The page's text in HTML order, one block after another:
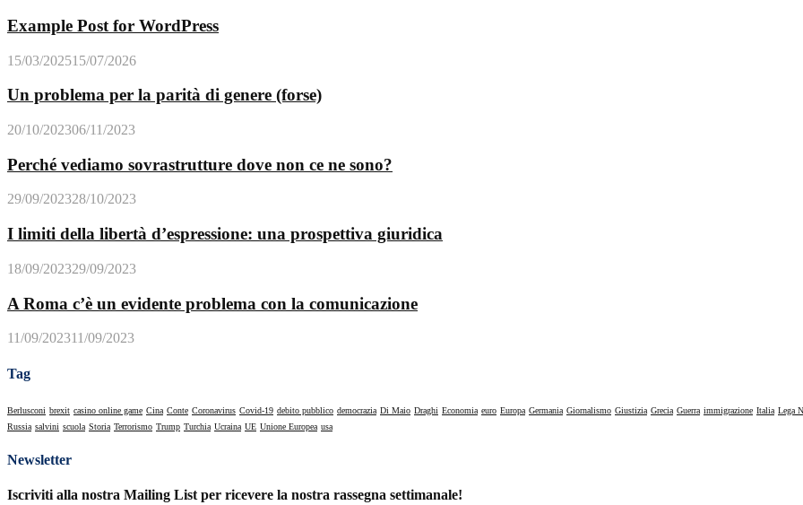
Example Post for WordPress
15/03/202515/07/2026
Un problema per la parità di genere (forse)
20/10/202306/11/2023
Perché vediamo sovrastrutture dove non ce ne sono?
29/09/202328/10/2023
I limiti della libertà d’espressione: una prospettiva giuridica
18/09/202329/09/2023
A Roma c’è un evidente problema con la comunicazione
11/09/202311/09/2023
Tag
Berlusconi brexit casino online game Cina Conte Coronavirus Covid-19 debito pubblico democrazia Di Maio Draghi Economia euro Europa Germania Giornalismo Giustizia Grecia Guerra immigrazione Italia Lega
Russia salvini scuola Storia Terrorismo Trump Turchia Ucraina UE Unione Europea usa
Newsletter
Iscriviti alla nostra Mailing List per ricevere la nostra rassegna settimanale!